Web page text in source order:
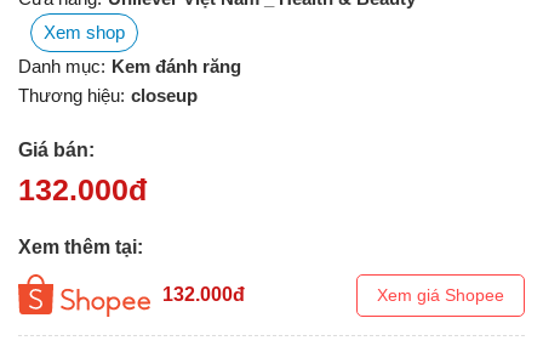
Xem shop
Danh mục: Kem đánh răng
Thương hiệu: closeup
Giá bán:
132.000đ
Xem thêm tại:
132.000đ Xem giá Shopee